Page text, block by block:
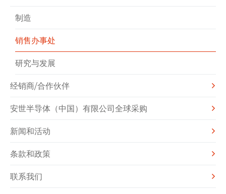
制造
销售办事处
研究与发展
经销商/合作伙伴
安世半导体（中国）有限公司全球采购
新闻和活动
条款和政策
联系我们